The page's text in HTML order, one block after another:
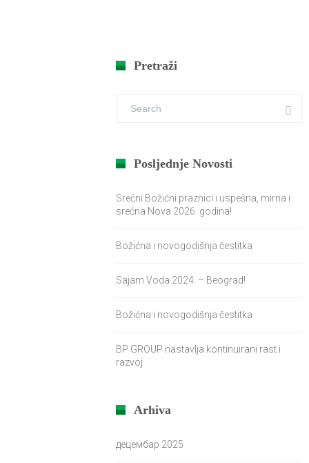
Pretraži
Posljednje Novosti
Srećni Božićni praznici i uspešna, mirna i
srećna Nova 2026. godina!
Božićna i novogodišnja čestitka
Sajam Voda 2024. – Beograd!
Božićna i novogodišnja čestitka
BP GROUP nastavlja kontinuirani rast i
razvoj
Arhiva
децембар 2025